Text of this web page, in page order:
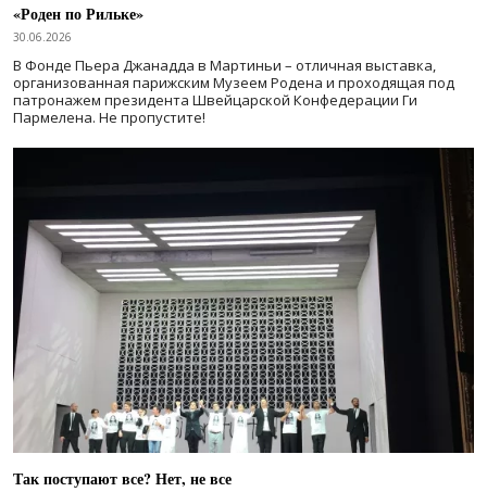
«Роден по Рильке»
30.06.2026
В Фонде Пьера Джанадда в Мартиньи – отличная выставка,
организованная парижским Музеем Родена и проходящая под
патронажем президента Швейцарской Конфедерации Ги
Пармелена. Не пропустите!
Так поступают все? Нет, не все